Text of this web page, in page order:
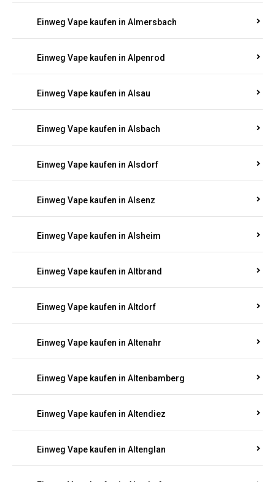
Einweg Vape kaufen in Almersbach
Einweg Vape kaufen in Alpenrod
Einweg Vape kaufen in Alsau
Einweg Vape kaufen in Alsbach
Einweg Vape kaufen in Alsdorf
Einweg Vape kaufen in Alsenz
Einweg Vape kaufen in Alsheim
Einweg Vape kaufen in Altbrand
Einweg Vape kaufen in Altdorf
Einweg Vape kaufen in Altenahr
Einweg Vape kaufen in Altenbamberg
Einweg Vape kaufen in Altendiez
Einweg Vape kaufen in Altenglan